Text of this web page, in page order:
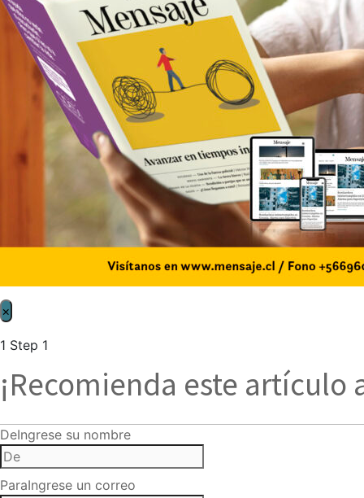
×
1 Step 1
¡Recomienda este artículo
DeIngrese su nombre
ParaIngrese un correo